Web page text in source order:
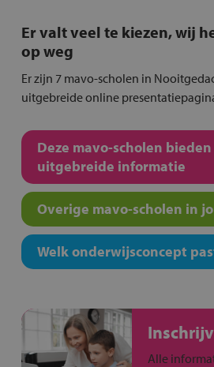
Er valt veel te kiezen, wij
op weg
Er zijn 7 mavo-scholen in
uitgebreide online
Deze mavo-scholen
uitgebreide informatie
Overige mavo-scholen in
Welk onderwijsconcept
Alle